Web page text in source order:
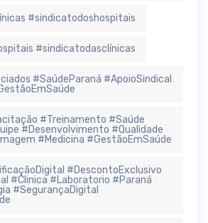
#sindicatodoshospitais
#sindicatodasclínicas
#SaúdeParaná #ApoioSindical
#Treinamento #Saúde
#Desenvolvimento #Qualidade
#Medicina #GestãoEmSaúde
#DescontoExclusivo
#Clinica #Laboratorio #Paraná
#SegurançaDigital